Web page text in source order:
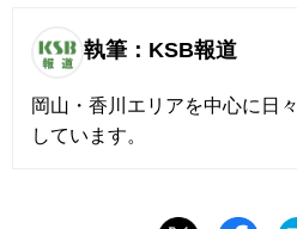
執筆：KSB報道
岡山・香川エリアを中心に日
しています。